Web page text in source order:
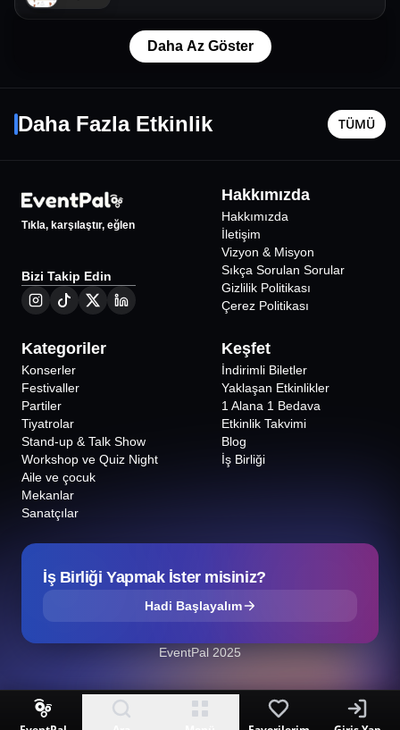
Daha Az Göster
Daha Fazla Etkinlik TÜMÜ
%25 İNDİRİMLİ
Mersin•
Mersin Yenişehir Belediyesi Atatürk Kültür
3 Ekim
Mersin
•
Merkezi
Tıkla, karşılaştır, eğlen
Bizi Takip Edin
Hakkımızda
Hakkımızda
İletişim
Vizyon & Misyon
Sıkça Sorulan Sorular
Gizlilik Politikası
Çerez Politikası
Kategoriler
Konserler
Festivaller
Partiler
Tiyatrolar
Stand-up & Talk Show
Workshop ve Quiz Night
Aile ve çocuk
Mekanlar
Sanatçılar
Keşfet
İndirimli Biletler
Yaklaşan Etkinlikler
1 Alana 1 Bedava
Etkinlik Takvimi
Blog
İş Birliği
İş Birliği Yapmak İster misiniz?
Hadi Başlayalım
EventPal 2025